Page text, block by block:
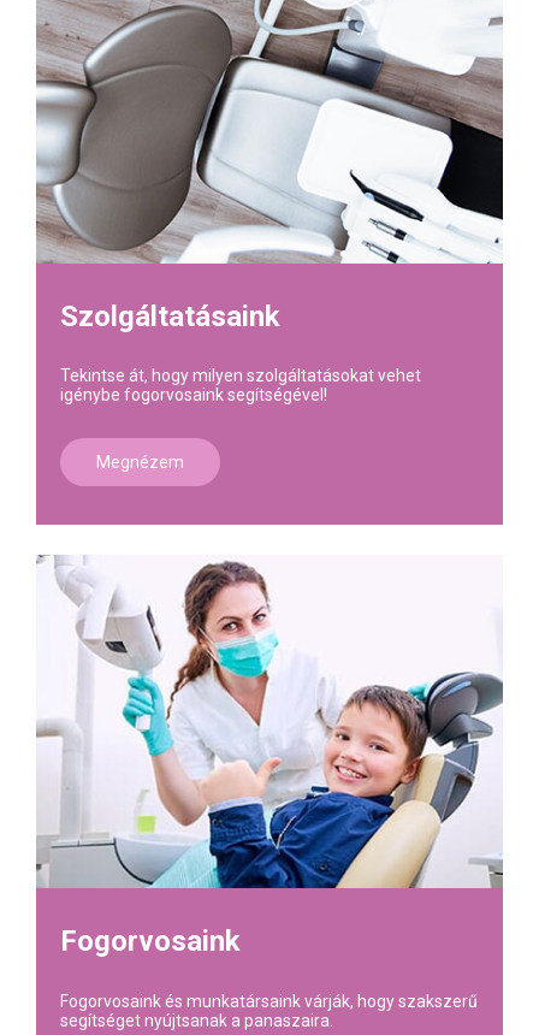
Szolgáltatásaink
Tekintse át, hogy milyen szolgáltatásokat vehet
igénybe fogorvosaink segítségével!
Megnézem
Fogorvosaink
Fogorvosaink és munkatársaink várják, hogy szakszerű
segítséget nyújtsanak a panaszaira.